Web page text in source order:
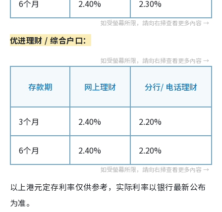
6个月 2.40% 2.30%
优进理财 / 综合户口：
存款期 网上理财 分行/ 电话理财
3个月 2.40% 2.20%
6个月 2.40% 2.20%
以上港元定存利率仅供参考，实际利率以银行最新公布
为准。